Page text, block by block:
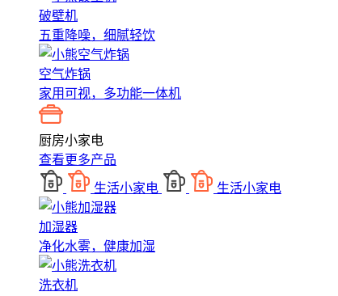
破壁机
五重降噪，细腻轻饮
空气炸锅
家用可视，多功能一体机
厨房小家电
查看更多产品
生活小家电 生活小家电
加湿器
净化水雾，健康加湿
洗衣机